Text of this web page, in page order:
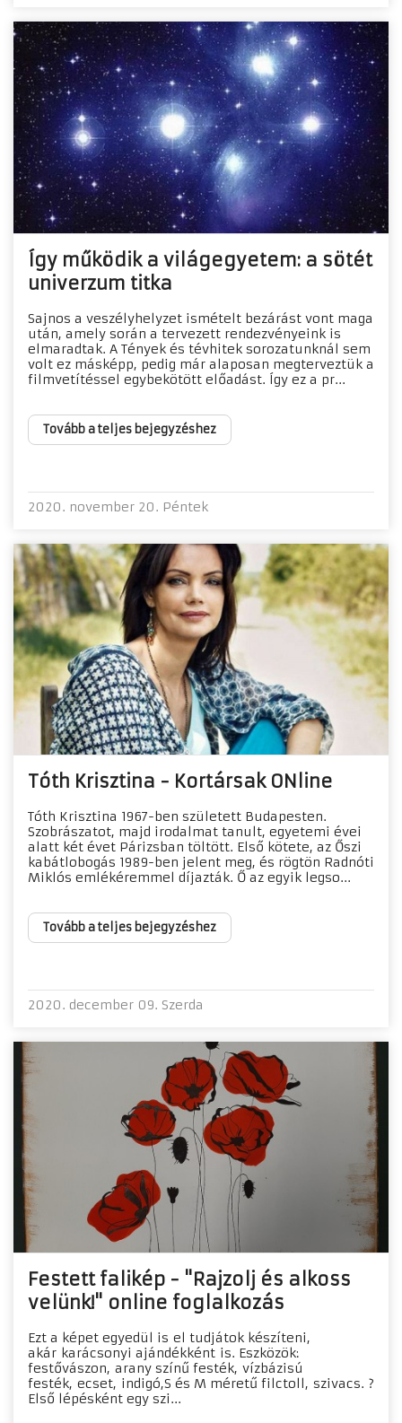
Így működik a világegyetem: a sötét
univerzum titka
Sajnos a veszélyhelyzet ismételt bezárást vont maga
után, amely során a tervezett rendezvényeink is
elmaradtak. A Tények és tévhitek sorozatunknál sem
volt ez másképp, pedig már alaposan megterveztük a
filmvetítéssel egybekötött előadást. Így ez a pr...
Tovább a teljes bejegyzéshez
2020. november 20. Péntek
Tóth Krisztina - Kortársak ONline
Tóth Krisztina 1967-ben született Budapesten.
Szobrászatot, majd irodalmat tanult, egyetemi évei
alatt két évet Párizsban töltött. Első kötete, az Őszi
kabátlobogás 1989-ben jelent meg, és rögtön Radnóti
Miklós emlékéremmel díjazták. Ő az egyik legso...
Tovább a teljes bejegyzéshez
2020. december 09. Szerda
Festett falikép - "Rajzolj és alkoss
velünk!" online foglalkozás
Ezt a képet egyedül is el tudjátok készíteni,
akár karácsonyi ajándékként is. Eszközök:
festővászon, arany színű festék, vízbázisú
festék, ecset, indigó,S és M méretű filctoll, szivacs. ?
Első lépésként egy szi...